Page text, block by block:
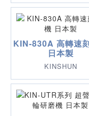
KIN-830A 高轉速
日本製
KINSHUN